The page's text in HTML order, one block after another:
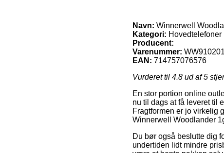
Navn: Winnerwell
Kategori: Hovedtelefoner
Producent:
Varenummer: WW910201
EAN: 714757076576
Vurderet til 4.8 ud af 5
En stor portion online
nu til dags at få leveret til
Fragtformen er jo virkelig
Winnerwell Woodlander
Du bør også beslutte dig
undertiden lidt mindre